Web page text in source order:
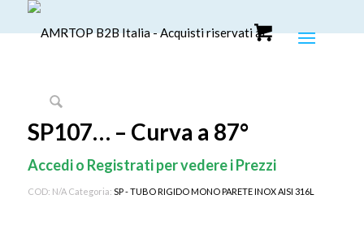
SP107… – Curva a 87°
Accedi o Registrati per vedere i Prezzi
COD: N/A Categoria: SP - TUBO RIGIDO MONO PARETE INOX AISI 316L